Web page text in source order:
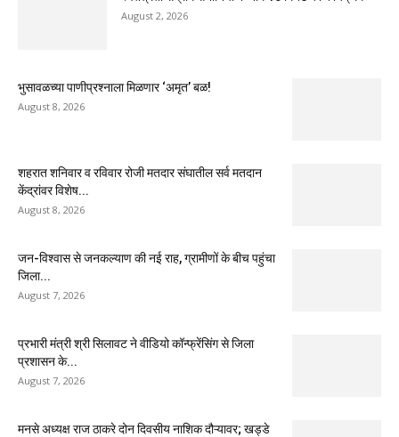
August 2, 2026
भुसावळच्या पाणीप्रश्नाला मिळणार ‘अमृत’ बळ!
August 8, 2026
शहरात शनिवार व रविवार रोजी मतदार संघातील सर्व मतदान
केंद्रांवर विशेष...
August 8, 2026
जन-विश्वास से जनकल्याण की नई राह, ग्रामीणों के बीच पहुंचा
जिला...
August 7, 2026
प्रभारी मंत्री श्री सिलावट ने वीडियो कॉन्फ्रेंसिंग से जिला
प्रशासन के...
August 7, 2026
मनसे अध्यक्ष राज ठाकरे दोन दिवसीय नाशिक दौऱ्यावर; खड्डे